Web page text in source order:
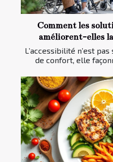
Comment les
améliorent-elles
L’accessibilité n’est
de confort, elle